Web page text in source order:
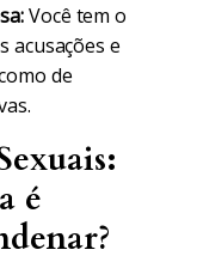
Você tem o
acusações e
de
é